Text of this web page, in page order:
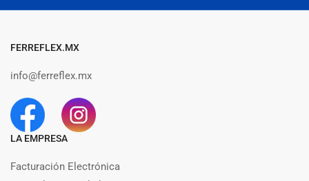
FERREFLEX.MX
info@ferreflex.mx
LA EMPRESA
Facturación Electrónica